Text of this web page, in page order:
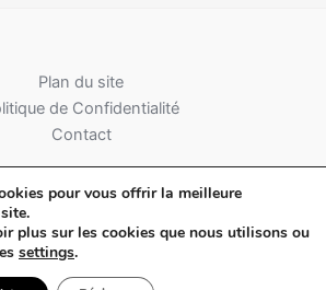
Plan du site
de Confidentialité
Contact
pour vous offrir la meilleure
plus sur les cookies que nous utilisons ou
settings.